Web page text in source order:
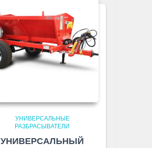
УНИВЕРСАЛЬНЫЕ
РАЗБРАСЫВАТЕЛИ
УНИВЕРСАЛЬНЫЙ